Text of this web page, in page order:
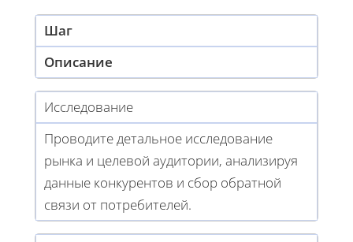
Шаг
Описание
Исследование
Проводите детальное исследование
рынка и целевой аудитории, анализируя
данные конкурентов и сбор обратной
связи от потребителей.